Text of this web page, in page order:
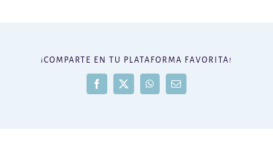
¡COMPARTE EN TU PLATAFORMA FAVORITA!
Facebook
X WhatsAppCorreo